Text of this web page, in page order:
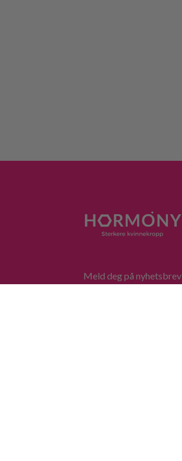
Meld deg på nyhetsbrev